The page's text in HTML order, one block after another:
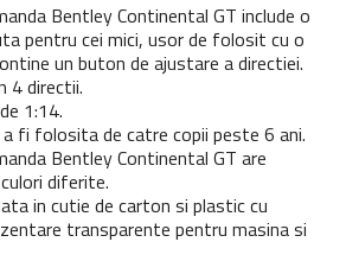
Bentley Continental GT include o
pentru cei mici, usor de folosit cu o
un buton de ajustare a directiei.
4 directii.
1:14.
fi folosita de catre copii peste 6 ani.
Bentley Continental GT are
diferite.
in cutie de carton si plastic cu
transparente pentru masina si